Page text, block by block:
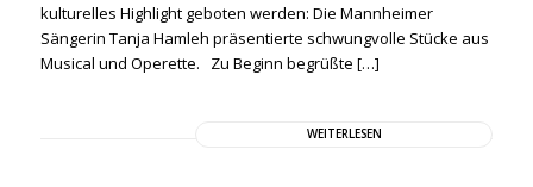
kulturelles Highlight geboten werden: Die Mannheimer
Sängerin Tanja Hamleh präsentierte schwungvolle Stücke aus
Musical und Operette. Zu Beginn begrüßte […]
WEITERLESEN